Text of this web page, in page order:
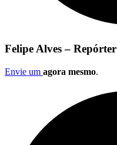
Felipe Alves – Repórter
Envie um agora mesmo.